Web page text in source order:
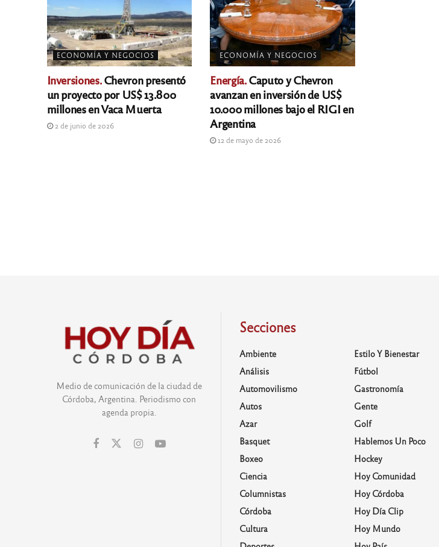
ECONOMÍA Y NEGOCIOS
Inversiones.Chevron presentó
un proyecto por US$ 13.800
millones en Vaca Muerta
2 de junio de 2026
ECONOMÍA Y NEGOCIOS
Energía.Caputo y Chevron
avanzan en inversión de US$
10.000 millones bajo el RIGI en
Argentina
12 de mayo de 2026
Medio de comunicación de la ciudad de
Córdoba, Argentina. Periodismo con
agenda propia.
Secciones
Ambiente
Análisis
Automovilismo
Autos
Azar
Basquet
Boxeo
Ciencia
Columnistas
Córdoba
Cultura
Estilo Y Bienestar
Fútbol
Gastronomía
Gente
Golf
Hablemos Un Poco
Hockey
Hoy Comunidad
Hoy Córdoba
Hoy Día Clip
Hoy Mundo